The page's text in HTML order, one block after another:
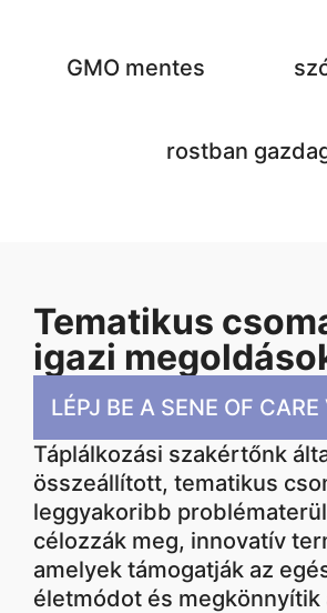
GMO mentes
rostban
Tematikus
igazi
LÉPJ BE A SENE OF
Táplálkozási szakértőnk
összeállított, tematikus
leggyakoribb
célozzák meg, innovatív
amelyek támogatják az
életmódot és megkönnyítik